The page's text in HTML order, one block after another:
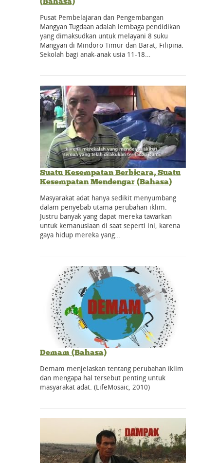
Pusat Pembelajaran dan Pengembangan
Mangyan Tugdaan adalah lembaga pendidikan
yang dimaksudkan untuk melayani 8 suku
Mangyan di Mindoro Timur dan Barat, Filipina.
Sekolah bagi anak-anak usia 11-18…
Suatu Kesempatan Berbicara, Suatu
Kesempatan Mendengar (Bahasa)
Masyarakat adat hanya sedikit menyumbang
dalam penyebab utama perubahan iklim.
Justru banyak yang dapat mereka tawarkan
untuk kemanusiaan di saat seperti ini, karena
gaya hidup mereka yang…
Demam (Bahasa)
Demam menjelaskan tentang perubahan iklim
dan mengapa hal tersebut penting untuk
masyarakat adat. (LifeMosaic, 2010)